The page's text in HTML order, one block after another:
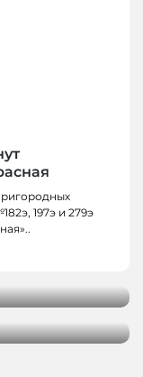
197э и 279э